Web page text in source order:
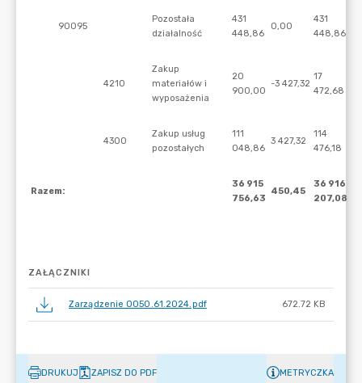
ZAŁĄCZNIKI
Zarządzenie 0050.61.2024.pdf 672.72 KB
DRUKUJ ZAPISZ DO PDF METRYCZKA